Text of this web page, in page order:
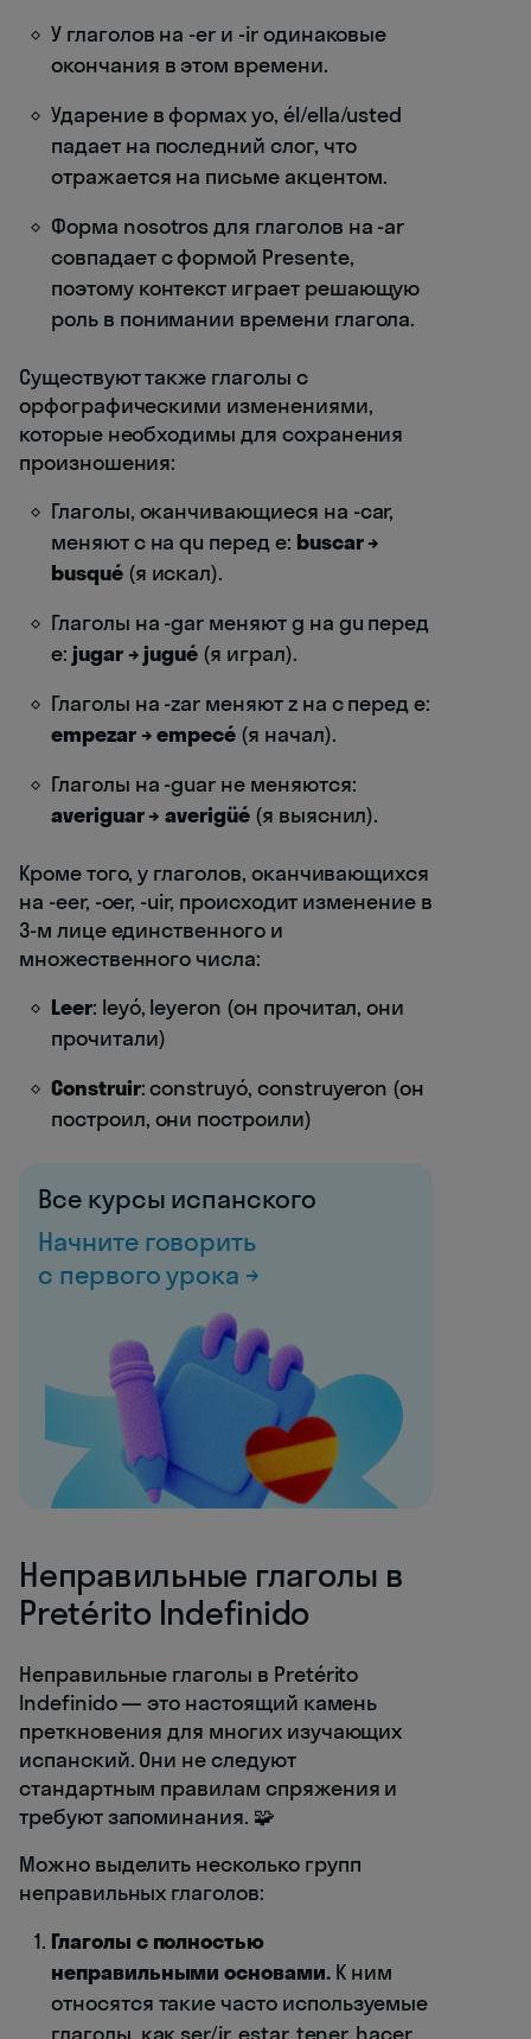
У глаголов на -er и -ir одинаковые
окончания в этом времени.
Ударение в формах yo, él/ella/usted
падает на последний слог, что
отражается на письме акцентом.
Форма nosotros для глаголов на -ar
совпадает с формой Presente,
поэтому контекст играет решающую
роль в понимании времени глагола.
Существуют также глаголы с
орфографическими изменениями,
которые необходимы для сохранения
произношения:
Глаголы, оканчивающиеся на -car,
меняют c на qu перед e: buscar →
busqué(я искал).
Глаголы на -gar меняют g на gu перед
e: jugar → jugué (я играл).
Глаголы на -zar меняют z на c перед e:
empezar → empecé (я начал).
Глаголы на -guar не меняются:
averiguar → averigüé (я выяснил).
Кроме того, у глаголов, оканчивающихся
на -eer, -oer, -uir, происходит изменение в
3-м лице единственного и
множественного числа:
Leer: leyó, leyeron (он прочитал, они
прочитали)
Construir: construyó, construyeron (он
построил, они построили)
Все курсы испанского
Начните говорить
с первого урока →
Неправильные глаголы в
Pretérito Indefinido
Неправильные глаголы в Pretérito
Indefinido — это настоящий камень
преткновения для многих изучающих
испанский. Они не следуют
стандартным правилам спряжения и
требуют запоминания. 🧩
Можно выделить несколько групп
неправильных глаголов:
Глаголы с полностью
неправильными основами.К ним
относятся такие часто используемые